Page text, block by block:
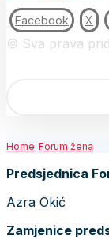
Facebook X
© Sva prava
Home Forum žena
Predsjednica
Azra Okić
Zamjenice